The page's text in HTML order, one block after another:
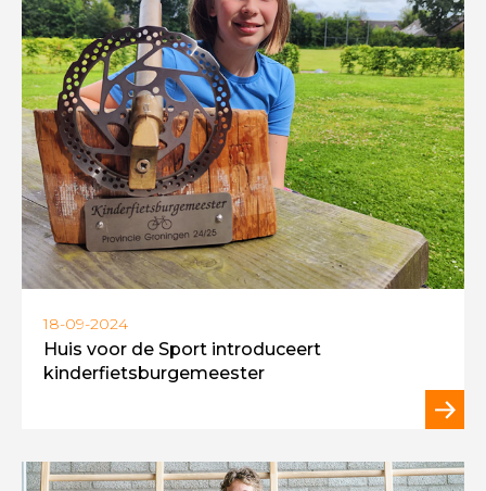
18-09-2024
Huis voor de Sport introduceert
kinderfietsburgemeester